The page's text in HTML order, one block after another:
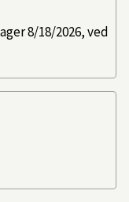
8/18/2026, ved